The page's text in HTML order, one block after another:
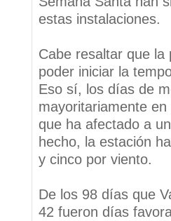
estas instalaciones.
Cabe resaltar que la
poder iniciar la
Eso sí, los días de
mayoritariamente
que ha afectado a
hecho, la estación
y cinco por viento.
De los 98 días que
42 fueron días